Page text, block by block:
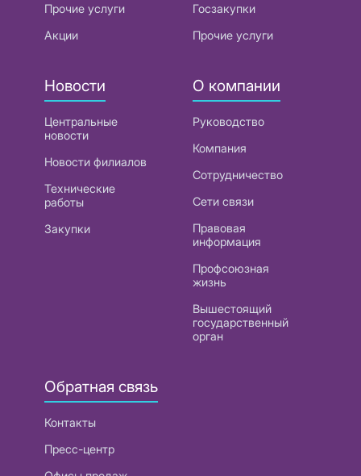
Прочие услуги
Акции
Госзакупки
Прочие услуги
Новости
Центральные
новости
Новости филиалов
Технические
работы
Закупки
О компании
Руководство
Компания
Сотрудничество
Сети связи
Правовая
информация
Профсоюзная
жизнь
Вышестоящий
государственный
орган
Обратная связь
Контакты
Пресс-центр